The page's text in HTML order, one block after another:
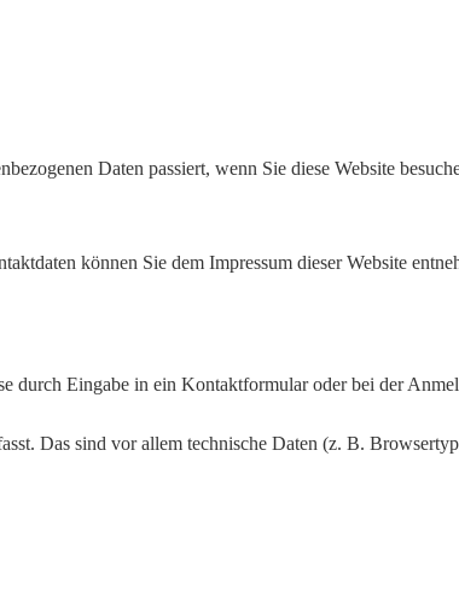
Daten passiert, wenn Sie diese Website
können Sie dem Impressum dieser Website
durch Eingabe in ein Kontaktformular oder bei der
Das sind vor allem technische Daten (z. B.